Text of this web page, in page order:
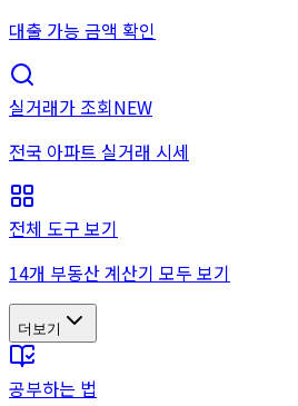
대출 가능 금액 확인
실거래가 조회NEW
전국 아파트 실거래 시세
전체 도구 보기
14개 부동산 계산기 모두 보기
더보기
공부하는 법